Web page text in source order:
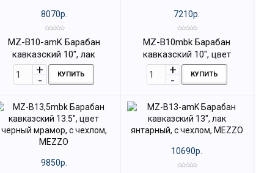
8070р.
MZ-B10-amK Барабан
кавказский 10", лак
янтарный, с чехлом, MEZZO
КУПИТЬ
7210р.
MZ-B10mbk Барабан
кавказский 10", цвет
черный мрамор, с чехлом,
MEZZOКУПИТЬ
9850р.
10690р.